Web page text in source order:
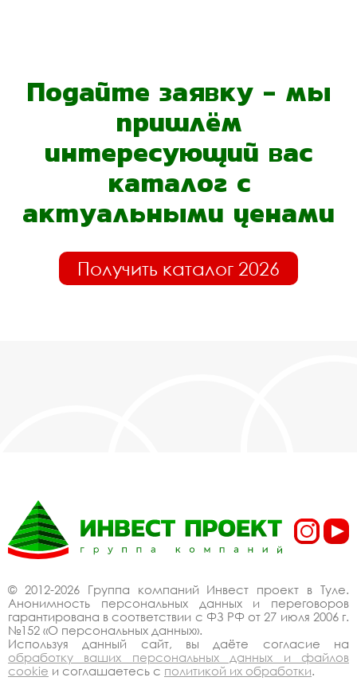
Подайте заявку - мы
пришлём
интересующий вас
каталог с
актуальными ценами
Получить каталог 2026
© 2012-2026 Группа компаний Инвест проект в Туле.
Анонимность персональных данных и переговоров
гарантирована в соответствии с ФЗ РФ от 27 июля 2006 г.
№152 «О персональных данных».
Используя данный сайт, вы даёте согласие на
обработку ваших персональных данных и файлов
cookie и соглашаетесь с политикой их обработки.